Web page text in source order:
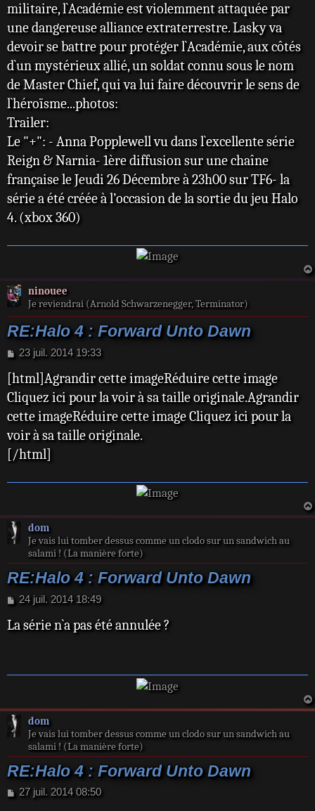
militaire, l`Académie est violemment attaquée par
une dangereuse alliance extraterrestre. Lasky va
devoir se battre pour protéger l`Académie, aux côtés
d`un mystérieux allié, un soldat connu sous le nom
de Master Chief, qui va lui faire découvrir le sens de
l`héroïsme...photos:
Trailer:
Le "+": - Anna Popplewell vu dans l`excellente série
Reign & Narnia- 1ère diffusion sur une chaîne
française le Jeudi 26 Décembre à 23h00 sur TF6- la
série a été créée à l’occasion de la sortie du jeu Halo
4. (xbox 360)
ninouee
Je reviendrai (Arnold Schwarzenegger, Terminator)
RE:Halo 4 : Forward Unto Dawn
M
s
s
a
g
23 juil. 2014 19:33
[html]Agrandir cette imageRéduire cette image
Cliquez ici pour la voir à sa taille originale.Agrandir
cette imageRéduire cette image Cliquez ici pour la
voir à sa taille originale.
[/html]
dom
Je vais lui tomber dessus comme un clodo sur un sandwich au
salami ! (La manière forte)
RE:Halo 4 : Forward Unto Dawn
M
s
e
24 juil. 2014 18:49
La série n`a pas été annulée ?
dom
Je vais lui tomber dessus comme un clodo sur un sandwich au
salami ! (La manière forte)
RE:Halo 4 : Forward Unto Dawn
M
27 juil. 2014 08:50